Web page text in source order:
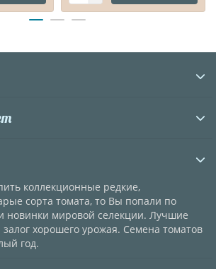
коллекционные редкие,
сорта томата, то Вы попали по
новинки мировой селекции. Лучшие
хорошего урожая. Семена томатов
год.